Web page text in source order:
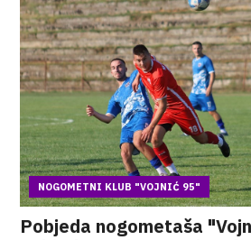
NOGOMETNI KLUB "VOJNIĆ 95"
Pobjeda nogometaša